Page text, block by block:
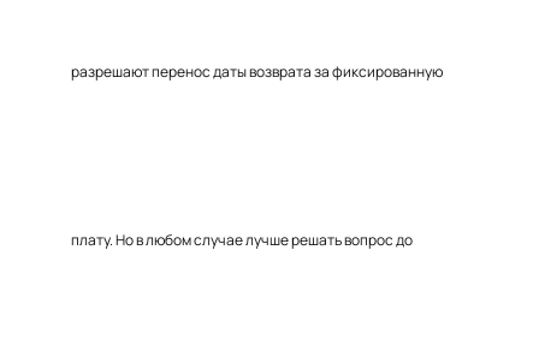
разрешают перенос даты возврата за фиксированную
плату. Но в любом случае лучше решать вопрос до